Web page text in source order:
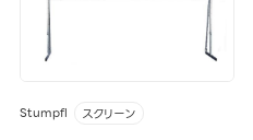
Stumpfl スクリーン